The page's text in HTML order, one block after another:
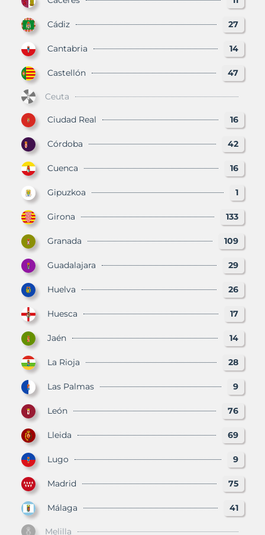
Cádiz 27
Cantabria 14
Castellón 47
Ceuta
Ciudad Real 16
Córdoba 42
Cuenca 16
Gipuzkoa 1
Girona 133
Granada 109
Guadalajara 29
Huelva 26
Huesca 17
Jaén 14
La Rioja 28
Las Palmas 9
León 76
Lleida 69
Lugo 9
Madrid 75
Málaga 41
Melilla